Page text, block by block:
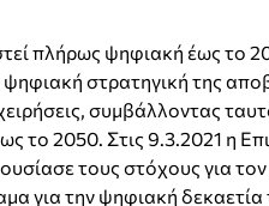
πλήρως ψηφιακή έως το
στρατηγική της
συμβάλλοντας
το 2050. Στις 9.3.2021 η
τους στόχους για
για την ψηφιακή